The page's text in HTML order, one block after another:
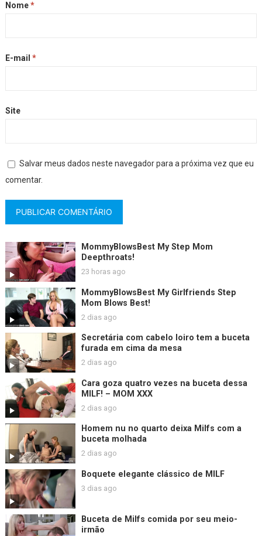
Nome*
E-mail *
Site
Salvar meus dados neste navegador para a próxima vez que eu
comentar.
MommyBlowsBest My Step Mom
Deepthroats!
23 horas ago
MommyBlowsBest My Girlfriends Step
Mom Blows Best!
2 dias ago
Secretária com cabelo loiro tem a buceta
furada em cima da mesa
2 dias ago
Cara goza quatro vezes na buceta dessa
MILF! – MOM XXX
2 dias ago
Homem nu no quarto deixa Milfs com a
buceta molhada
2 dias ago
Boquete elegante clássico de MILF
3 dias ago
Buceta de Milfs comida por seu meio-
irmão